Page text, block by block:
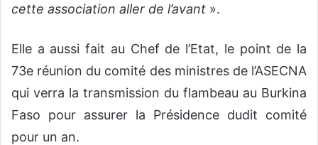
cette association aller de l’avant ».
Elle a aussi fait au Chef de l’Etat, le point de la
73e réunion du comité des ministres de l’ASECNA
qui verra la transmission du flambeau au Burkina
Faso pour assurer la Présidence dudit comité
pour un an.